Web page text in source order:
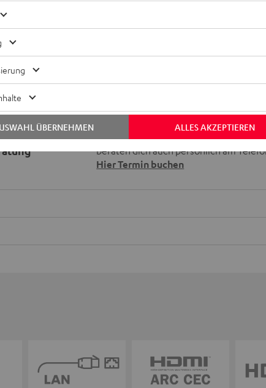
Singles, exklusives Model, nur
Keinen Store in der Nähe? Kein
beraten dich auch persönlich am
Hier Termin buchen
ALLES AKZEPTIEREN
ÜBERNEHMEN